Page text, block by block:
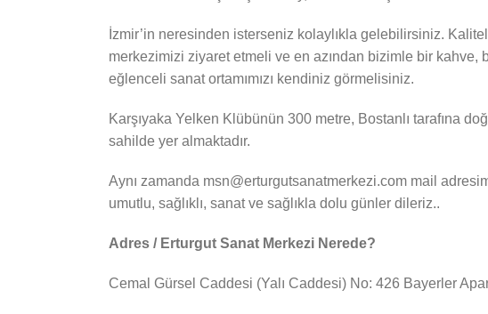
İzmir’in neresinden isterseniz kolaylıkla gelebilirsiniz.
merkezimizi ziyaret etmeli ve en azından bizimle bir kahve,
eğlenceli sanat ortamımızı kendiniz görmelisiniz.
Karşıyaka Yelken Klübünün 300 metre, Bostanlı tarafına
sahilde yer almaktadır.
Aynı zamanda msn@erturgutsanatmerkezi.com mail
umutlu, sağlıklı, sanat ve sağlıkla dolu günler dileriz..
Adres / Erturgut Sanat Merkezi Nerede?
Cemal Gürsel Caddesi (Yalı Caddesi) No: 426 Bayerler